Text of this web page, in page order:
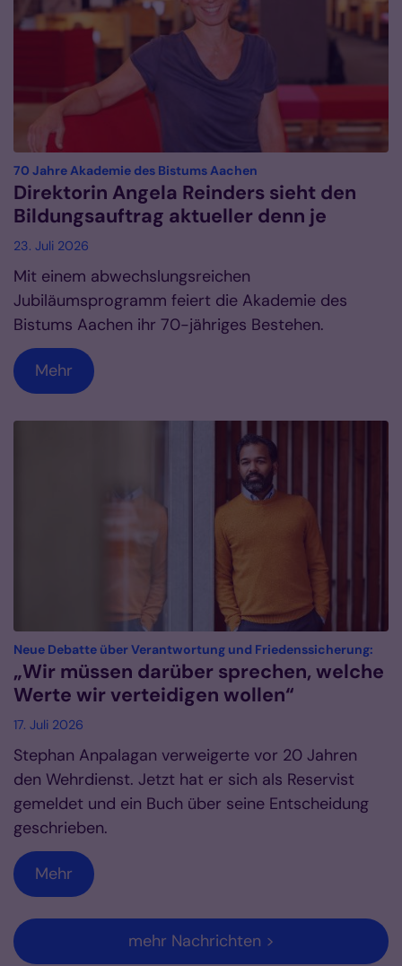
70 Jahre Akademie des Bistums Aachen
Direktorin Angela Reinders sieht den
Bildungsauftrag aktueller denn je
23. Juli 2026
Mit einem abwechslungsreichen
Jubiläumsprogramm feiert die Akademie des
Bistums Aachen ihr 70-jähriges Bestehen.
Mehr
Neue Debatte über Verantwortung und Friedenssicherung:
„Wir müssen darüber sprechen, welche
Werte wir verteidigen wollen“
17. Juli 2026
Stephan Anpalagan verweigerte vor 20 Jahren
den Wehrdienst. Jetzt hat er sich als Reservist
gemeldet und ein Buch über seine Entscheidung
geschrieben.
Mehr
mehr Nachrichten >